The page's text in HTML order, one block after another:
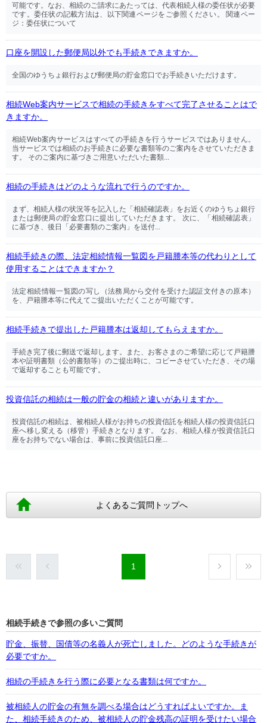
可能です。なお、相続のご請求にあたっては、代表相続人様の委任状が必要
です。委任状の記載方法は、以下関連ページをご参照ください。 関連ペー
ジ：委任状について
口座を開設した郵便局以外でも手続きできますか。
全国のゆうちょ銀行および郵便局の貯金窓口でお手続きいただけます。
相続Web案内サービスで相続の手続きをすべて完了させることはで
きますか。
相続Web案内サービスはすべての手続きを行うサービスではありません。
当サービスでは相続のお手続きに必要な書類等のご案内をさせていただきま
す。 そのご案内に基づきご用意いただいた書類...
相続の手続きはどのような流れで行うのですか。
まず、相続人様の状況等を記入した「相続確認表」をお近くのゆうちょ銀行
または郵便局の貯金窓口に提出していただきます。 次に、「相続確認表」
に基づき、後日「必要書類のご案内」を送付...
相続手続きの際、法定相続情報一覧図を戸籍謄本等の代わりとして
使用することはできますか？
法定相続情報一覧図の写し（法務局から交付を受けた認証文付きの原本）
を、戸籍謄本等に代えてご提出いただくことが可能です。
相続手続きで提出した戸籍謄本は返却してもらえますか。
手続き完了後に郵送で返却します。また、お客さまのご希望に応じて戸籍謄
本や証明書類（公的書類等）のご提出時に、コピーさせていただき、その場
で返却することも可能です。
投資信託の相続は一般の貯金の相続と違いがありますか。
投資信託の相続は、被相続人様がお持ちの投資信託を相続人様の投資信託口
座へ移し変える（移管）手続きとなります。 なお、相続人様が投資信託口
座をお持ちでない場合は、事前に投資信託口座...
よくあるご質問トップへ
1
相続手続きで参照の多いご質問
貯金、振替、国債等の名義人が死亡しました。どのような手続きが
必要ですか。
相続の手続きを行う際に必要となる書類は何ですか。
被相続人の貯金の有無を調べる場合はどうすればよいですか。ま
た、相続手続きのため、被相続人の貯金残高の証明を受けたい場合